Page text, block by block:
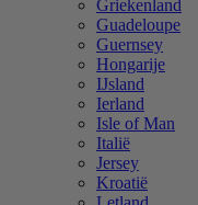
Griekenland
Guadeloupe
Guernsey
Hongarije
IJsland
Ierland
Isle of Man
Italië
Jersey
Kroatië